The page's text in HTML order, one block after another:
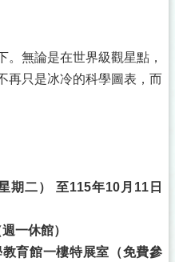
。無論是在世界級觀星點，
再只是冰冷的科學圖表，而
期二） 至115年10月11日
一休館）
育館一樓特展室（免費參